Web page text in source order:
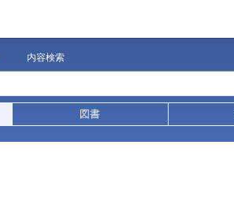
内容検索
図書